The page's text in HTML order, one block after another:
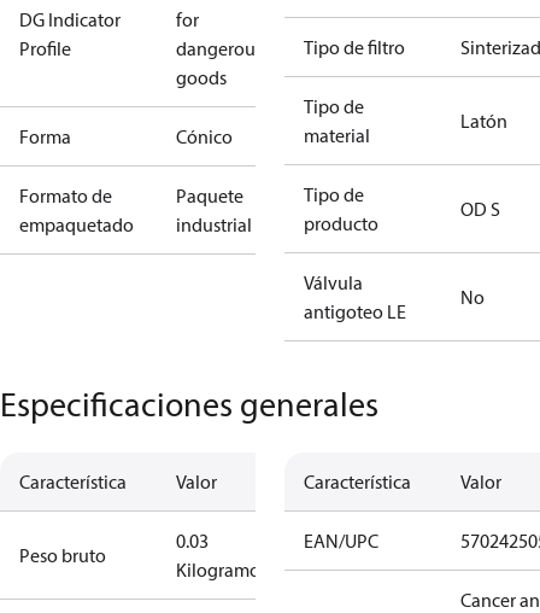
DG Indicator
Profile
for
dangerous
goods
Forma Cónico
Formato de
empaquetado
Paquete
industrial
Tipo de filtro
Tipo de
material
Latón
Tipo de
producto
OD S
Válvula
antigoteo LE
No
Especificaciones generales
Característica Valor
Peso bruto
0.03
Kilogramo
Característica Valor
EAN/UPC
Cancer